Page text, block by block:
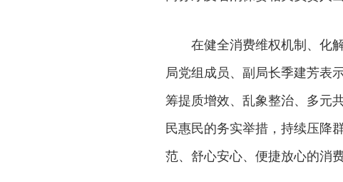
在健全消费维权机制、化
局党组成员、副局长季建芳表
筹提质增效、乱象整治、多元
民惠民的务实举措，持续压降
范、舒心安心、便捷放心的消